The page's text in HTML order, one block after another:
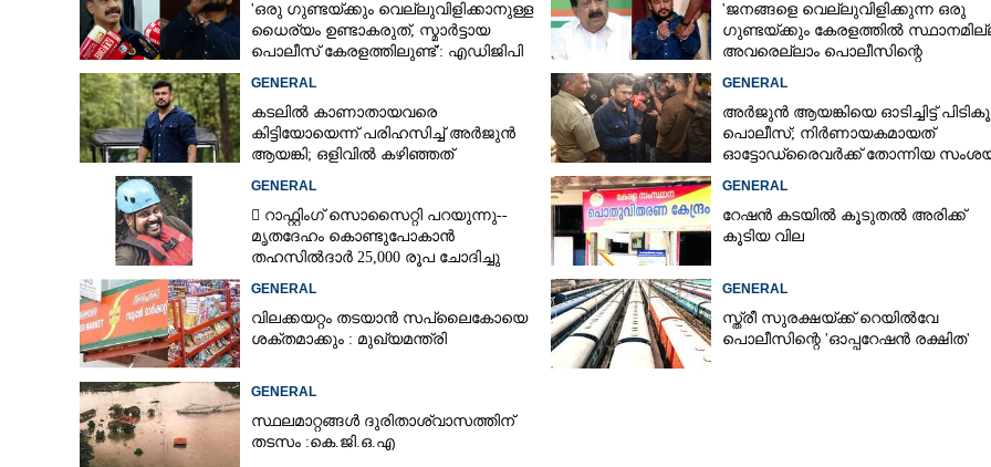
LITERATURE
CONTACT US
'ഒരു ഗുണ്ടയ്ക്കും വെല്ലുവിളിക്കാനുള്ള
ധൈര്യം ഉണ്ടാകരുത്, സ്മാർട്ടായ
പൊലീസ് കേരളത്തിലുണ്ട്': എഡിജിപി
'ജനങ്ങളെ വെല്ലുവിളിക്കുന്ന ഒരു
ഗുണ്ടയ്ക്കും കേരളത്തിൽ
അവരെല്ലാം പൊലീസിന്റെ
GENERAL
കടലിൽ കാണാതായവരെ
കിട്ടിയോയെന്ന് പരിഹസിച്ച് അർജുൻ
ആയങ്കി; ഒളിവിൽ കഴിഞ്ഞത്
GENERAL
അർജുൻ ആയങ്കിയെ ഓടിച്ചിട്ട്
പൊലീസ്; നിർണായകമായത്
ഓട്ടോഡ്രൈവർക്ക് തോന്നിയ
GENERAL
 റാഫ്റ്റിംഗ് സൊസൈറ്റി പറയുന്നു--
മൃതദേഹം കൊണ്ടുപോകാൻ
തഹസിൽദാർ 25,000 രൂപ ചോദിച്ചു
GENERAL
റേഷൻ കടയിൽ കൂടുതൽ അരിക്ക്
കൂടിയ വില
GENERAL
വിലക്കയറ്റം തടയാൻ സപ്ലൈകോയെ
ശക്തമാക്കും : മുഖ്യമന്ത്രി
GENERAL
സ്ത്രീ സുരക്ഷയ്ക്ക് റെയിൽവേ
പൊലീസിന്റെ 'ഓപ്പറേഷൻ രക്ഷിത'
GENERAL
സ്ഥലമാറ്റങ്ങൾ ദുരിതാശ്വാസത്തിന്
തടസം :കെ.ജി.ഒ.എ